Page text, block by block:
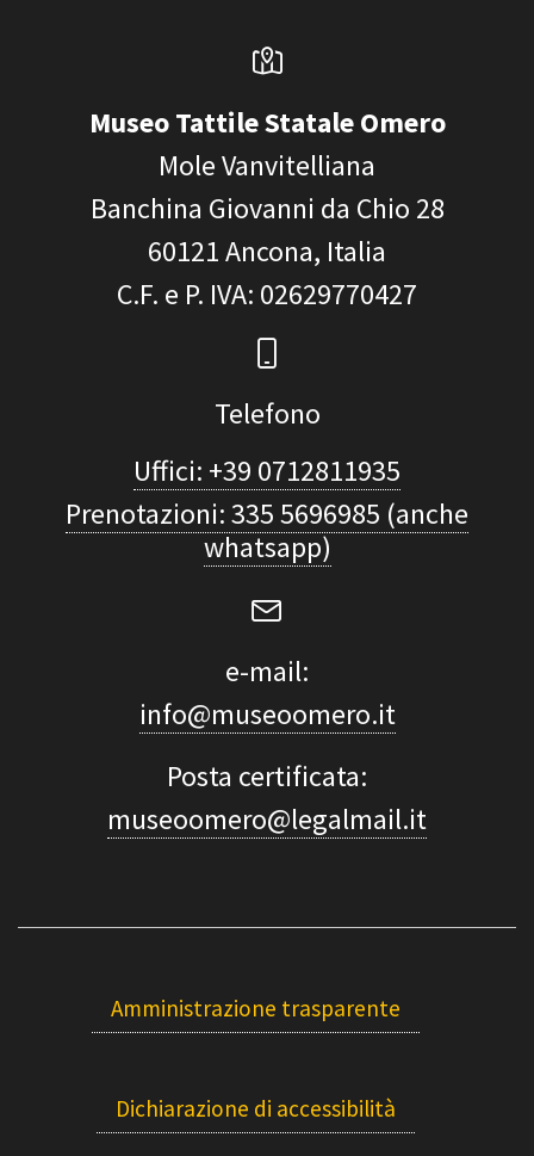
Museo Tattile Statale Omero
Mole Vanvitelliana
Banchina Giovanni da Chio 28
60121Ancona, Italia
C.F. e P. IVA: 02629770427
Telefono
Uffici: +39 0712811935
Prenotazioni: 335 5696985 (anche
whatsapp)
e-mail:
info@museoomero.it
Posta certificata:
museoomero@legalmail.it
Amministrazione trasparente
Dichiarazione di accessibilità